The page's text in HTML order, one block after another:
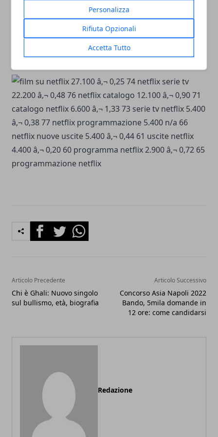
Personalizza
Rifiuta Opzionali
Accetta Tutto
Sotto il sole di Amalfi(13 luglio)
(15 luglio)
The Gray Man
Purple Hearts(29 luglio)
FacebookTwitterWhatsapp
Articolo Precedente
Chi è Ghali: Nuovo singolo
sul bullismo, età, biografia
Articolo Successivo
Concorso Asia Napoli 2022
Bando, 5mila domande in
12 ore: come candidarsi
Redazione